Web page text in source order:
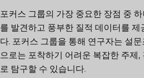
포커스 그룹의 가장 중요한 장점 중
를 발견하고 풍부한 질적 데이터를 제
다. 포커스 그룹을 통해 연구자는 설
으로는 포착하기 어려운 복잡한 주제,
로 탐구할 수 있습니다.